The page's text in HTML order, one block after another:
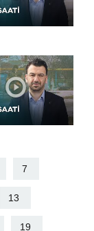
7
13
19